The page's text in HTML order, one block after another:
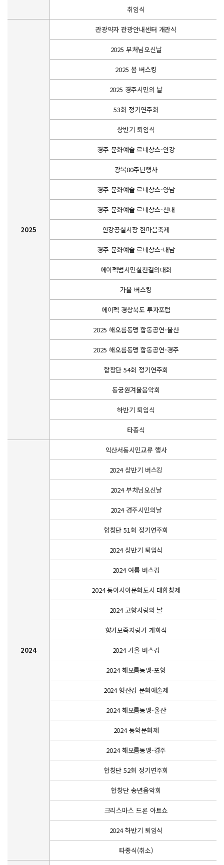
취임식
2025
관광약자 관광안내센터 개관식
2025 부처님오신날
2025 봄 버스킹
2025 경주시민의 날
53회 정기연주회
상반기 퇴임식
경주 문화예술 르네상스-안강
광복80주년행사
경주 문화예술 르네상스-양남
경주 문화예술 르네상스-산내
안강공설시장 한마음축제
경주 문화예술 르네상스-내남
에이펙범시민실천결의대회
가을 버스킹
에이펙 경상북도 투자포럼
2025 해오름동맹 합동공연-울산
2025 해오름동맹 합동공연-경주
합창단 54회 정기연주회
동궁원겨울음악회
하반기 퇴임식
타종식
2024
익산서동시민교류 행사
2024 상반기 버스킹
2024 부처님오신날
2024 경주시민의날
합창단 51회 정기연주회
2024 상반기 퇴임식
2024 여름 버스킹
2024 동아시아문화도시 대합창제
2024 고향사랑의 날
향가모죽지랑가 개회식
2024 가을 버스킹
2024 해오름동맹-포항
2024 형산강 문화예술제
2024 해오름동맹-울산
2024 동학문화제
2024 해오름동맹-경주
합창단 52회 정기연주회
합창단 송년음악회
크리스마스 드론 아트쇼
2024 하반기 퇴임식
타종식(취소)